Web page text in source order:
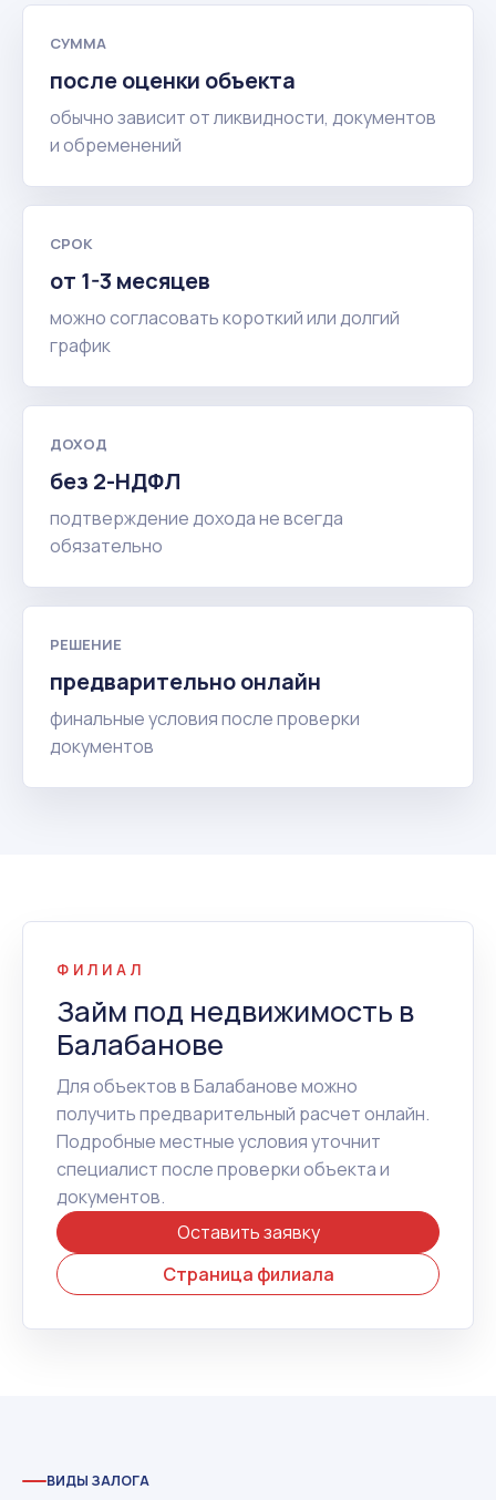
СУММА
после оценки объекта
обычно зависит от ликвидности, документов
и обременений
СРОК
от 1-3 месяцев
можно согласовать короткий или долгий
график
ДОХОД
без 2-НДФЛ
подтверждение дохода не всегда
обязательно
РЕШЕНИЕ
предварительно онлайн
финальные условия после проверки
документов
ФИЛИАЛ
Займ под недвижимость в
Балабанове
Для объектов в Балабанове можно
получить предварительный расчет онлайн.
Подробные местные условия уточнит
специалист после проверки объекта и
документов.
Оставить заявку
Страница филиала
ВИДЫ ЗАЛОГА